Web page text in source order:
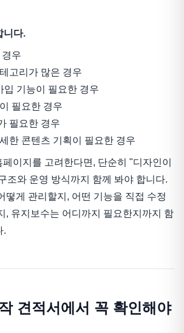
니다.
우
고리가 많은 경우
입 기능이 필요한 경우
필요한 경우
필요한 경우
한 콘텐츠 기획이 필요한 경우
이지를 고려한다면, 단순히 "디자인이
조와 운영 방식까지 함께 봐야 합니다.
떻게 관리할지, 어떤 기능을 직접 수정
, 유지보수는 어디까지 필요한지까지 함
.
견적서에서 꼭 확인해야